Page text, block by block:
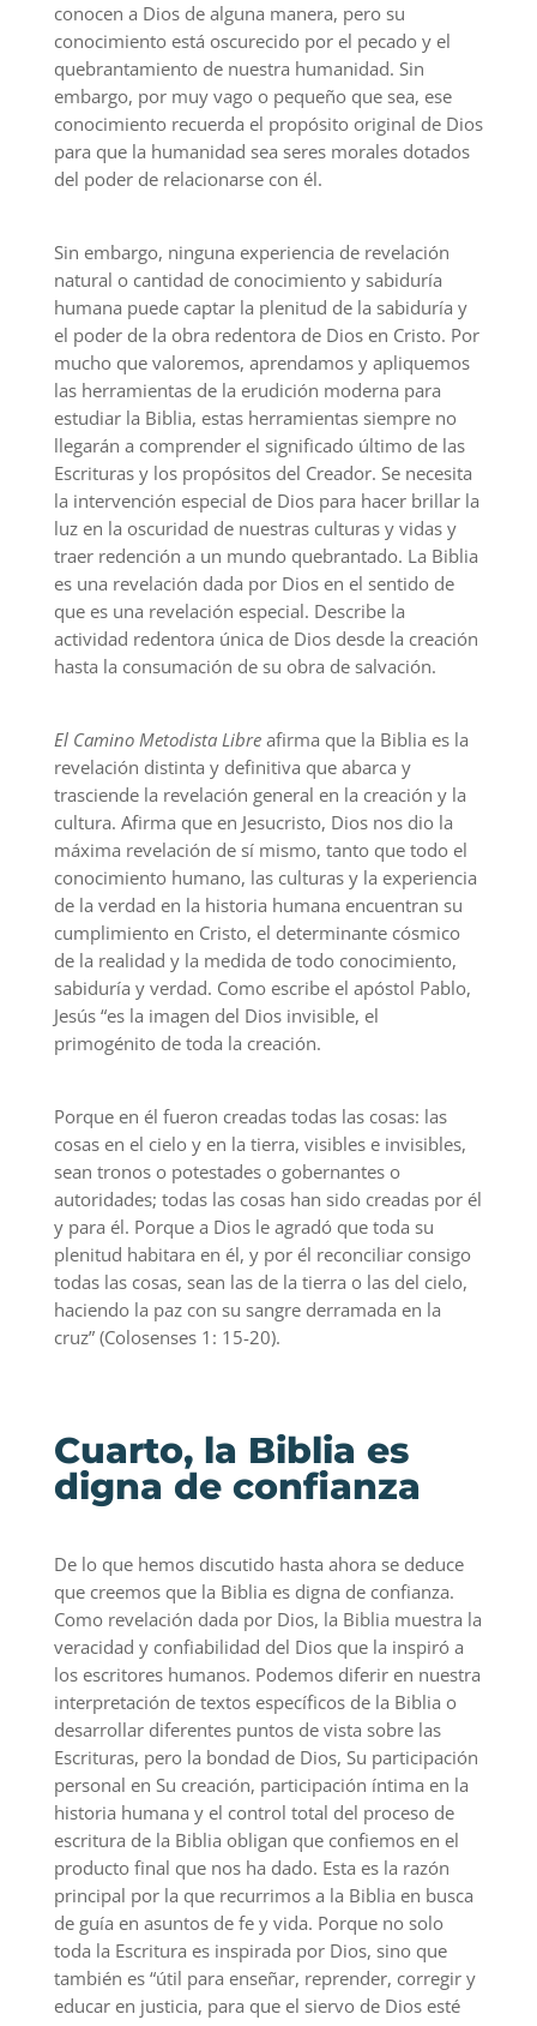
conocen a Dios de alguna manera, pero su
conocimiento está oscurecido por el pecado y el
quebrantamiento de nuestra humanidad. Sin
embargo, por muy vago o pequeño que sea, ese
conocimiento recuerda el propósito original de Dios
para que la humanidad sea seres morales dotados
del poder de relacionarse con él.
Sin embargo, ninguna experiencia de revelación
natural o cantidad de conocimiento y sabiduría
humana puede captar la plenitud de la sabiduría y
el poder de la obra redentora de Dios en Cristo. Por
mucho que valoremos, aprendamos y apliquemos
las herramientas de la erudición moderna para
estudiar la Biblia, estas herramientas siempre no
llegarán a comprender el significado último de las
Escrituras y los propósitos del Creador. Se necesita
la intervención especial de Dios para hacer brillar la
luz en la oscuridad de nuestras culturas y vidas y
traer redención a un mundo quebrantado. La Biblia
es una revelación dada por Dios en el sentido de
que es una revelación especial. Describe la
actividad redentora única de Dios desde la creación
hasta la consumación de su obra de salvación.
El Camino Metodista Libreafirma que la Biblia es la
revelación distinta y definitiva que abarca y
trasciende la revelación general en la creación y la
cultura. Afirma que en Jesucristo, Dios nos dio la
máxima revelación de sí mismo, tanto que todo el
conocimiento humano, las culturas y la experiencia
de la verdad en la historia humana encuentran su
cumplimiento en Cristo, el determinante cósmico
de la realidad y la medida de todo conocimiento,
sabiduría y verdad. Como escribe el apóstol Pablo,
Jesús “es la imagen del Dios invisible, el
primogénito de toda la creación.
Porque en él fueron creadas todas las cosas: las
cosas en el cielo y en la tierra, visibles e invisibles,
sean tronos o potestades o gobernantes o
autoridades; todas las cosas han sido creadas por él
y para él. Porque a Dios le agradó que toda su
plenitud habitara en él, y por él reconciliar consigo
todas las cosas, sean las de la tierra o las del cielo,
haciendo la paz con su sangre derramada en la
cruz” (Colosenses 1: 15-20).
Cuarto, la Biblia es
digna de confianza
De lo que hemos discutido hasta ahora se deduce
que creemos que la Biblia es digna de confianza.
Como revelación dada por Dios, la Biblia muestra la
veracidad y confiabilidad del Dios que la inspiró a
los escritores humanos. Podemos diferir en nuestra
interpretación de textos específicos de la Biblia o
desarrollar diferentes puntos de vista sobre las
Escrituras, pero la bondad de Dios, Su participación
personal en Su creación, participación íntima en la
historia humana y el control total del proceso de
escritura de la Biblia obligan que confiemos en el
producto final que nos ha dado. Esta es la razón
principal por la que recurrimos a la Biblia en busca
de guía en asuntos de fe y vida. Porque no solo
toda la Escritura es inspirada por Dios, sino que
también es “útil para enseñar, reprender, corregir y
educar en justicia, para que el siervo de Dios esté